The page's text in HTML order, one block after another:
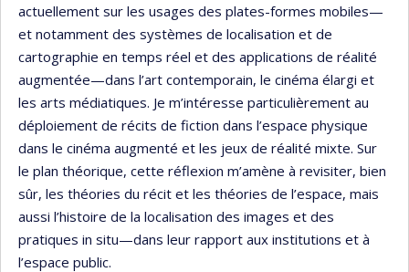
actuellement sur les usages des plates-formes mobiles—
et notamment des systèmes de localisation et de
cartographie en temps réel et des applications de réalité
augmentée—dans l’art contemporain, le cinéma élargi et
les arts médiatiques. Je m’intéresse particulièrement au
déploiement de récits de fiction dans l’espace physique
dans le cinéma augmenté et les jeux de réalité mixte. Sur
le plan théorique, cette réflexion m’amène à revisiter, bien
sûr, les théories du récit et les théories de l’espace, mais
aussi l’histoire de la localisation des images et des
pratiques in situ—dans leur rapport aux institutions et à
l’espace public.